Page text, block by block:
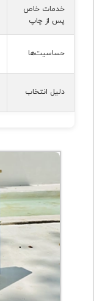
خدمات خاص
پس از چاپ
حساسیت‌ها
دلیل انتخاب